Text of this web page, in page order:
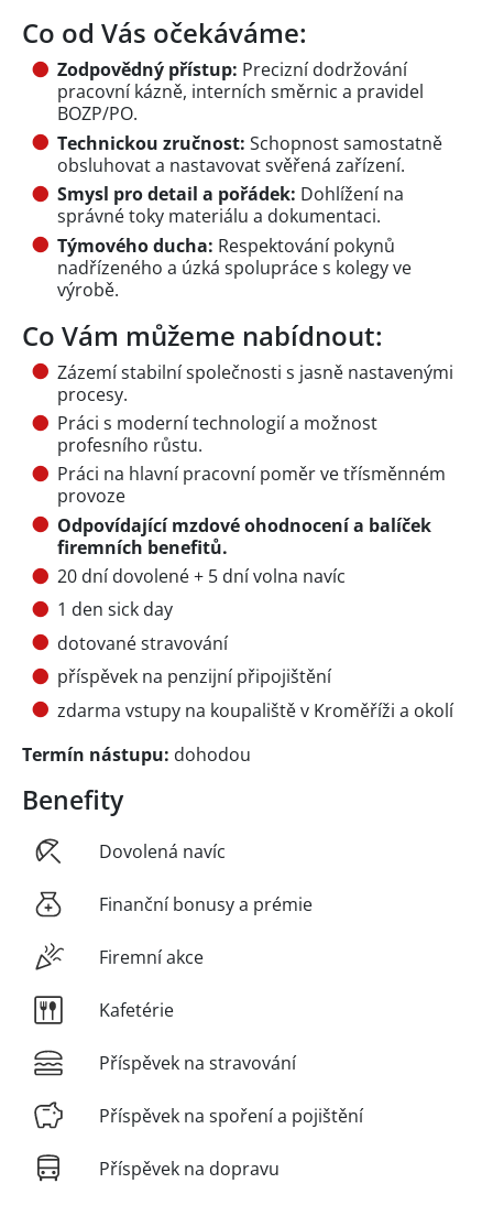
Co od Vás očekáváme:
Zodpovědný přístup: Precizní dodržování
pracovní kázně, interních směrnic a pravidel
BOZP/PO.
Technickou zručnost: Schopnost samostatně
obsluhovat a nastavovat svěřená zařízení.
Smysl pro detail a pořádek: Dohlížení na
správné toky materiálu a dokumentaci.
Týmového ducha: Respektování pokynů
nadřízeného a úzká spolupráce s kolegy ve
výrobě.
Co Vám můžeme nabídnout:
Zázemí stabilní společnosti s jasně nastavenými
procesy.
Práci s moderní technologií a možnost
profesního růstu.
Práci na hlavní pracovní poměr ve třísměnném
provoze
Odpovídajícímzdové ohodnocení a balíček
firemních benefitů.
20 dní dovolené + 5 dní volna navíc
1 den sick day
dotované stravování
příspěvek na penzijní připojištění
zdarma vstupy na koupaliště v Kroměříži a okolí
Termín nástupu: dohodou
Benefity
Dovolená navíc
Finanční bonusy a prémie
Firemní akce
Kafetérie
Příspěvek na stravování
Příspěvek na spoření a pojištění
Příspěvek na dopravu